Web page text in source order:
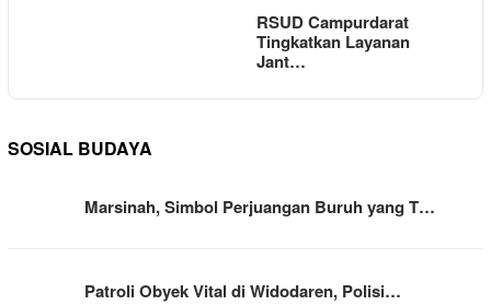
RSUD Campurdarat
Tingkatkan Layanan
Jant…
SOSIAL BUDAYA
Marsinah, Simbol Perjuangan Buruh yang T…
Patroli Obyek Vital di Widodaren, Polisi…